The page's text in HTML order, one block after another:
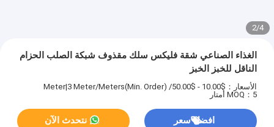
2/4
الغذاء الصناعي شقة فليكس سلك مقذوف شبكة الصلب الحزام
الناقل للخبز الخبز
الأسعار：$10.00 - $50.00/ Meter|3 Meter/Meters(Min. Order)
MOQ：5 أمتار
افضل سعر نتحدث الآن